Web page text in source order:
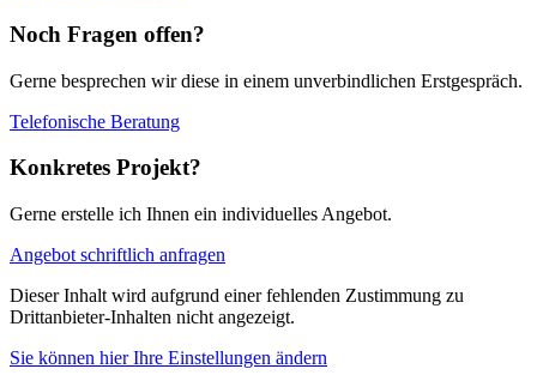
Noch Fragen offen?
Gerne besprechen wir diese in einem unverbindlichen Erstgespräch.
Telefonische Beratung
Konkretes Projekt?
Gerne erstelle ich Ihnen ein individuelles Angebot.
Angebot schriftlich anfragen
Dieser Inhalt wird aufgrund einer fehlenden Zustimmung zu
Drittanbieter-Inhalten nicht angezeigt.
Sie können hier Ihre Einstellungen ändern